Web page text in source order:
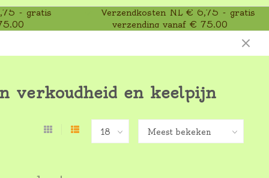
- gratis
Verzendkosten NL € 6,75 - gratis
verzending vanaf € 75,00
verkoudheid en keelpijn